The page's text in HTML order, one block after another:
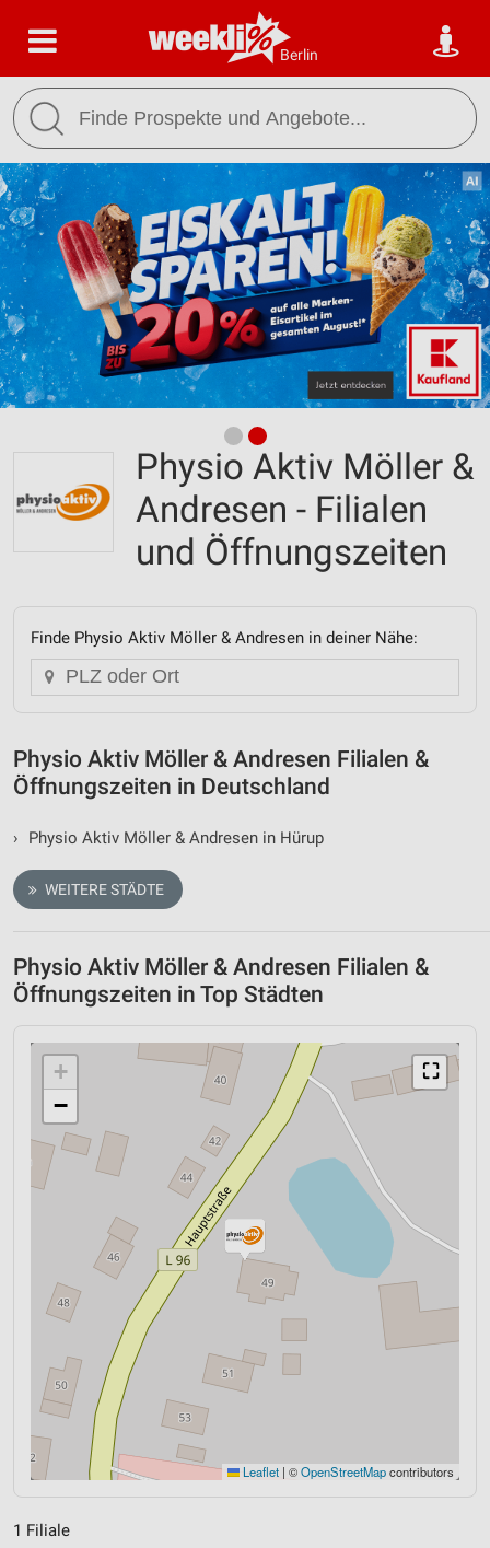
Berlin
Physio Aktiv Möller &
Andresen - Filialen
und Öffnungszeiten
Finde Physio Aktiv Möller & Andresen in deiner Nähe:
Physio Aktiv Möller & Andresen Filialen &
Öffnungszeiten in Deutschland
› Physio Aktiv Möller & Andresen in Hürup
WEITERE STÄDTE
Physio Aktiv Möller & Andresen Filialen &
Öffnungszeiten in Top Städten
⛶
+
−
Leaflet | ©OpenStreetMapcontributors
1 Filiale